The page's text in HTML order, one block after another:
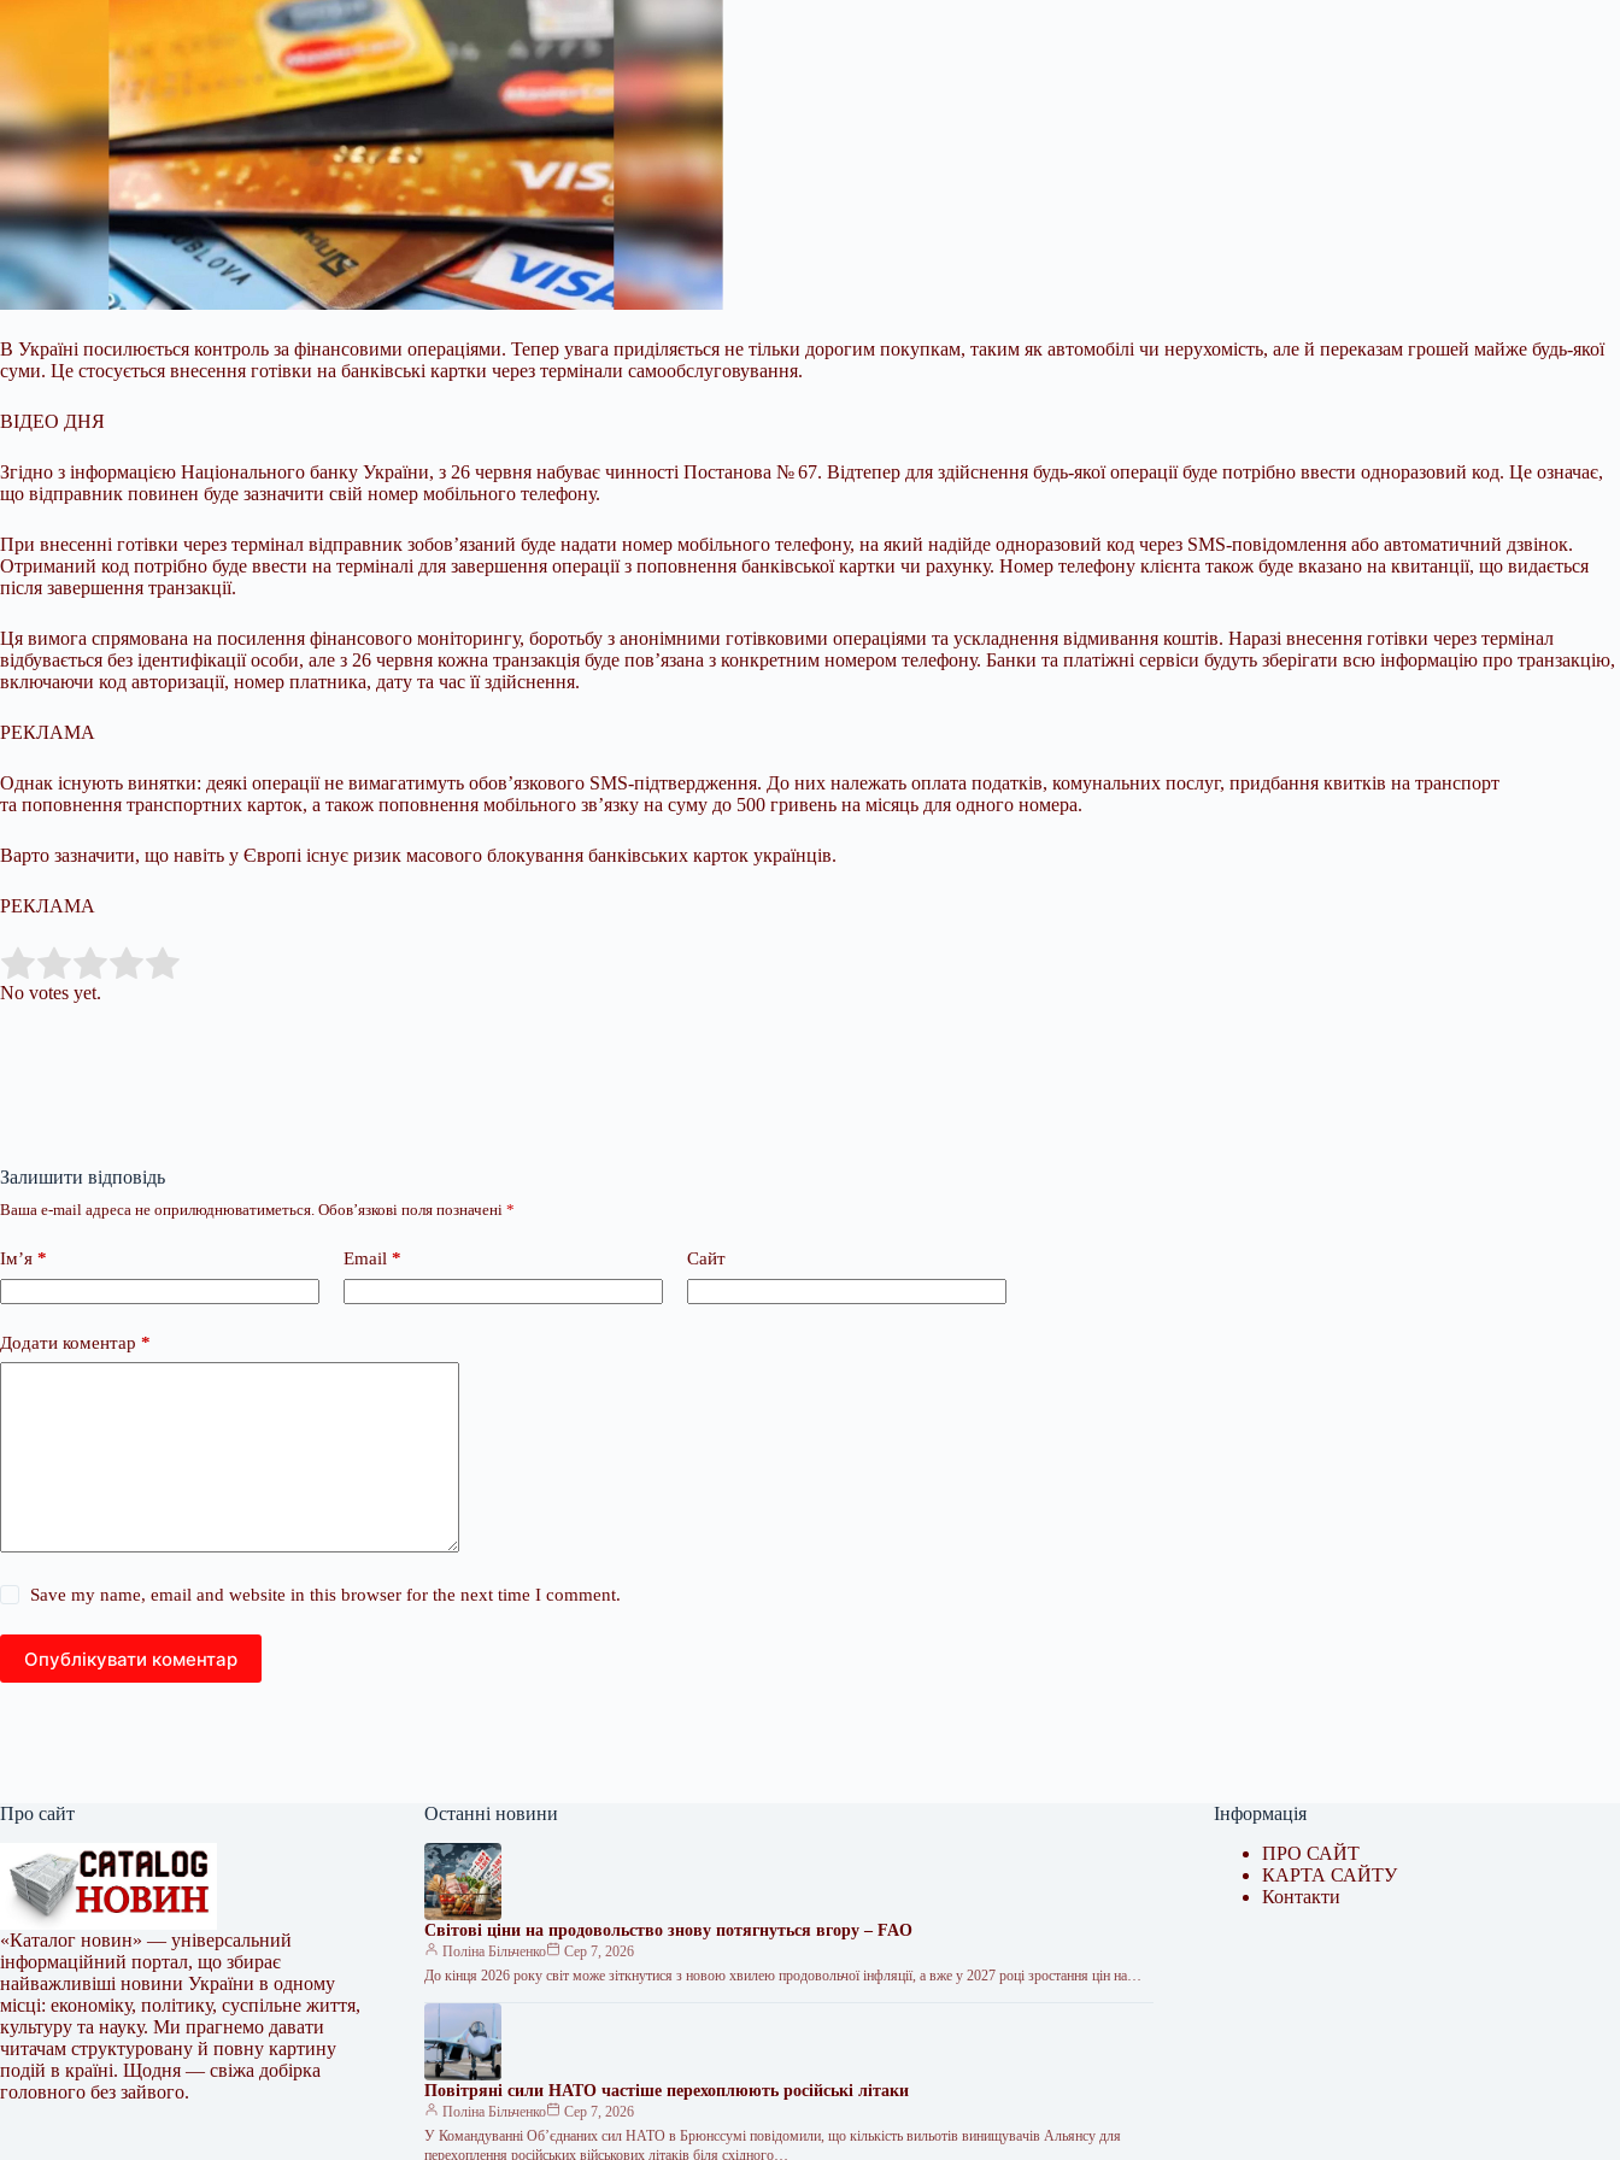
В Україні посилюється контроль за фінансовими операціями. Тепер увага приділяється не тільки дорогим покупкам, таким як автомобілі чи нерухомість, але й переказам грошей майже будь-якої
суми. Це стосується внесення готівки на банківські картки через термінали самообслуговування.
ВІДЕО ДНЯ
Згідно з інформацією Національного банку України, з 26 червня набуває чинності Постанова № 67. Відтепер для здійснення будь-якої операції буде потрібно ввести одноразовий код. Це означає,
що відправник повинен буде зазначити свій номер мобільного телефону.
При внесенні готівки через термінал відправник зобов’язаний буде надати номер мобільного телефону, на який надійде одноразовий код через SMS-повідомлення або автоматичний дзвінок.
Отриманий код потрібно буде ввести на терміналі для завершення операції з поповнення банківської картки чи рахунку. Номер телефону клієнта також буде вказано на квитанції, що видається
після завершення транзакції.
Ця вимога спрямована на посилення фінансового моніторингу, боротьбу з анонімними готівковими операціями та ускладнення відмивання коштів. Наразі внесення готівки через термінал
відбувається без ідентифікації особи, але з 26 червня кожна транзакція буде пов’язана з конкретним номером телефону. Банки та платіжні сервіси будуть зберігати всю інформацію про транзакцію,
включаючи код авторизації, номер платника, дату та час її здійснення.
РЕКЛАМА
Однак існують винятки: деякі операції не вимагатимуть обов’язкового SMS-підтвердження. До них належать оплата податків, комунальних послуг, придбання квитків на транспорт
та поповнення транспортних карток, а також поповнення мобільного зв’язку на суму до 500 гривень на місяць для одного номера.
Варто зазначити, що навіть у Європі існує ризик масового блокування банківських карток українців.
РЕКЛАМА
Rate this item:
No votes yet.
Залишити відповідь
Ваша e-mail адреса не оприлюднюватиметься. Обов’язкові поля позначені *
Ім’я * Email * Сайт
Додати коментар *
Save my name, email and website in this browser for the next time I comment.
Опублікувати коментар
Про сайт
«Каталог новин» — універсальний
інформаційний портал, що збирає
найважливіші новини України в одному
місці: економіку, політику, суспільне життя,
культуру та науку. Ми прагнемо давати
читачам структуровану й повну картину
подій в країні. Щодня — свіжа добірка
головного без зайвого.
Останні новини
Світові ціни на продовольство знову потягнуться вгору – FAO
Поліна Більченко
Сер 7, 2026
До кінця 2026 року світ може зіткнутися з новою хвилею продовольчої інфляції, а вже у 2027 році зростання цін на…
Повітряні сили НАТО частіше перехоплюють російські літаки
Поліна Більченко
Сер 7, 2026
У Командуванні Об’єднаних сил НАТО в Брюнссумі повідомили, що кількість вильотів винищувачів Альянсу для
перехоплення російських військових літаків біля східного…
Інформація
ПРО САЙТ
КАРТА САЙТУ
Контакти